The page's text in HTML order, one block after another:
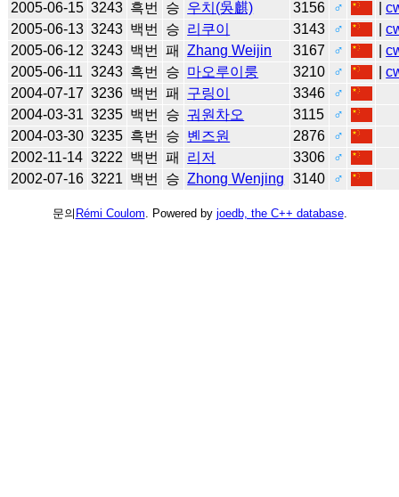
2005-06-15 3243 흑번 승 우치(吳麒) 3156 ♂ |
2005-06-13 3243 백번 승 리쿠이 3143 ♂ |
2005-06-12 3243 백번 패 Zhang Weijin 3167 ♂ |
2005-06-11 3243 흑번 승 마오루이룽 3210 ♂ |
2004-07-17 3236 백번 패 구링이 3346
♂
2004-03-31 3235 백번 승 궈원차오 3115
♂
2004-03-30 3235 흑번 승 볜즈원 2876
♂
2002-11-14 3222 백번 패 리저 3306
♂
2002-07-16 3221 백번 승 Zhong Wenjing 3140 ♂
문의 Rémi Coulom . Powered by joedb, the C++ database.